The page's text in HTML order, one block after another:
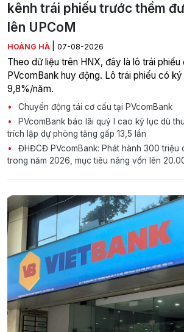
kênh trái phiếu trước thềm
lên UPCoM
HOÀNG HÀ 07-08-2026
Theo dữ liệu trên HNX, đây là lô trái phiếu
PVcomBank huy động. Lô trái phiếu có
9,8%/năm.
Chuyển động tái cơ cấu tại PVcomBank
PVcomBank báo lãi quý I cao kỷ lục dù
trích lập dự phòng tăng gấp 13,5 lần
ĐHĐCĐ PVcomBank: Phát hành 300 triệu
trong năm 2026, mục tiêu nâng vốn lên